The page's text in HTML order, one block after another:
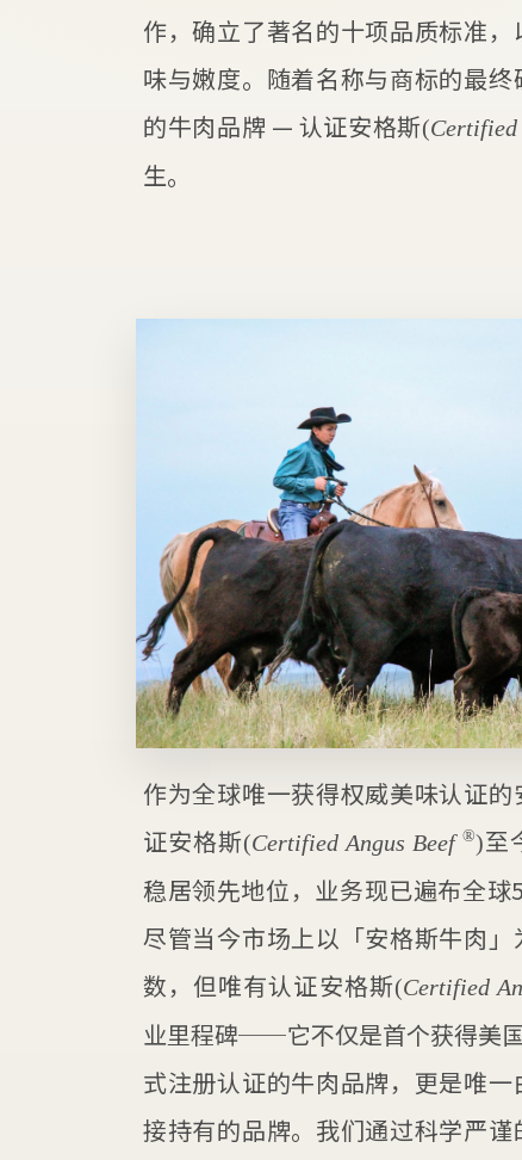
作，确立了著名的十项品质标准
味与嫩度。随着名称与商标的最
的牛肉品牌 — 认证安格斯(Certified
生。
作为全球唯一获得权威美味认证
证安格斯(Certified Angus Beef®)至
稳居领先地位，业务现已遍布全球
尽管当今市场上以「安格斯牛肉
数，但唯有认证安格斯(Certified
业里程碑──它不仅是首个获得美
式注册认证的牛肉品牌，更是唯
接持有的品牌。我们通过科学严